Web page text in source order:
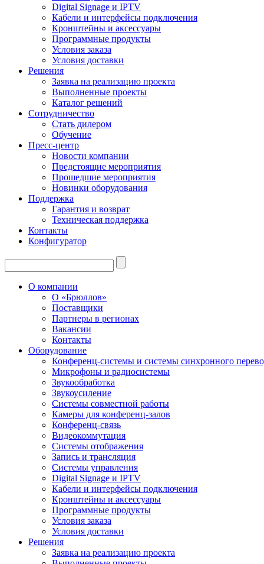
Digital Signage и IPTV
Кабели и интерфейсы подключения
Кронштейны и аксессуары
Программные продукты
Условия заказа
Условия доставки
Решения
Заявка на реализацию проекта
Выполненные проекты
Каталог решений
Сотрудничество
Стать дилером
Обучение
Пресс-центр
Новости компании
Предстоящие мероприятия
Прошедшие мероприятия
Новинки оборудования
Поддержка
Гарантия и возврат
Техническая поддержка
Контакты
Конфигуратор
О компании
О «Брюллов»
Поставщики
Партнеры в регионах
Вакансии
Контакты
Оборудование
Конференц-системы и системы синхронного
Микрофоны и радиосистемы
Звукообработка
Звукоусиление
Системы совместной работы
Камеры для конференц-залов
Конференц-связь
Видеокоммутация
Системы отображения
Запись и трансляция
Системы управления
Digital Signage и IPTV
Кабели и интерфейсы подключения
Кронштейны и аксессуары
Программные продукты
Условия заказа
Условия доставки
Решения
Заявка на реализацию проекта